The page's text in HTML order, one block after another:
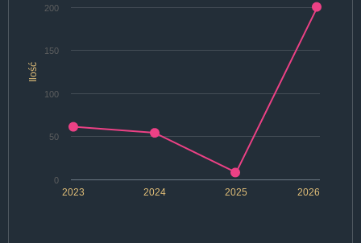
Ilość
2024 2026
2023 2025
0
50
100
150
200